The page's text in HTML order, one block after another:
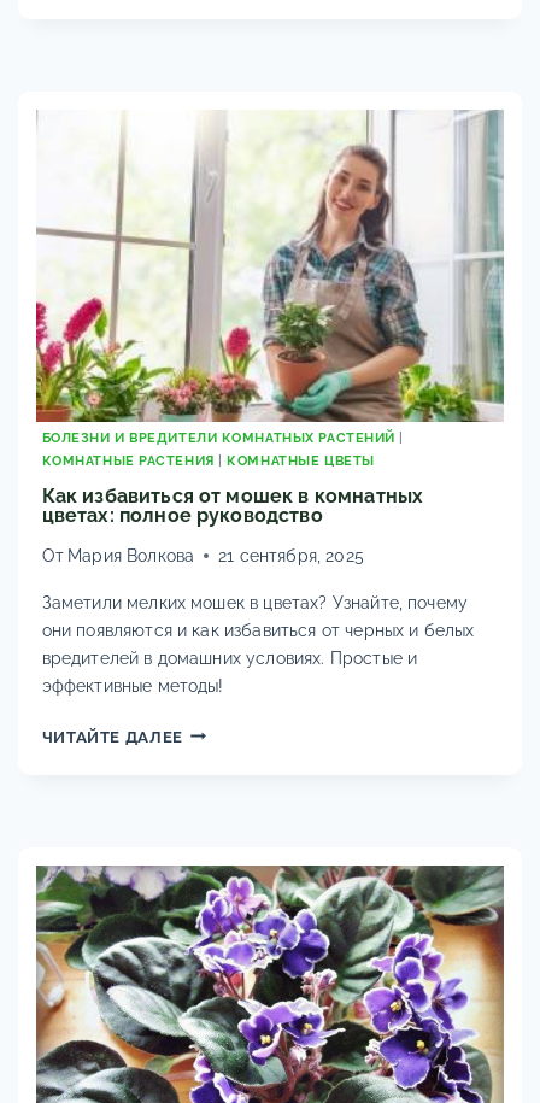
НАРОДНЫЕ
СРЕДСТВА
БОЛЕЗНИ И ВРЕДИТЕЛИ КОМНАТНЫХ РАСТЕНИЙ
КОМНАТНЫЕ РАСТЕНИЯ |КОМНАТНЫЕ ЦВЕТЫ
Как избавиться от мошек в комнатных
цветах: полное руководство
От Мария Волкова 21 сентября, 2025
Заметили мелких мошек в цветах? Узнайте, почему
они появляются и как избавиться от черных и белых
вредителей в домашних условиях. Простые и
эффективные методы!
ЧИТАЙТЕ ДАЛЕЕКАК
ЦВЕТАХ:
ПОЛНОЕ
РУКОВОДСТВО